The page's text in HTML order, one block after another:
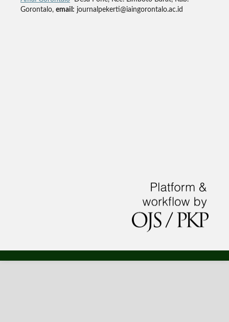
Gorontalo, email: journalpekerti@iaingorontalo.ac.id